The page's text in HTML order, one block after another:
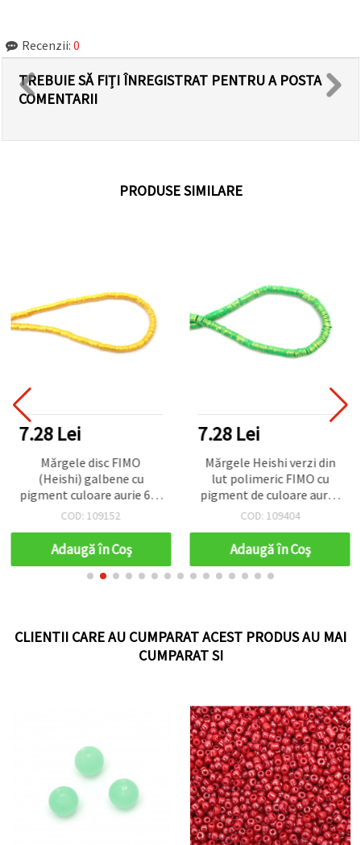
Recenzii: 0
TREBUIE SĂ FIȚI ÎNREGISTRAT PENTRU A POSTA
COMENTARII
PRODUSE SIMILARE
7.28 Lei
Mărgele disc FIMO
(Heishi) galbene cu
pigment culoare aurie 6x1
mm, orificiu 2 mm –
handmade, accesorii și
proiecte DIY, aprox. 350
buc.
COD: 109152
Adaugă în Coş
7.28 Lei
Mărgele Heishi verzi din
lut polimeric FIMO cu
pigment de culoare aurie,
6x1 mm, orificiu: 2 mm –
accesorii și proiecte DIY,
~350 buc.
COD: 109404
Adaugă în Coş
CLIENTII CARE AU CUMPARAT ACEST PRODUS AU MAI
CUMPARAT SI